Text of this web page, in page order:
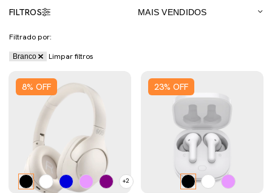
FILTROS
Filtrado por:
Branco Limpar filtros
8% OFF
+2
23% OFF